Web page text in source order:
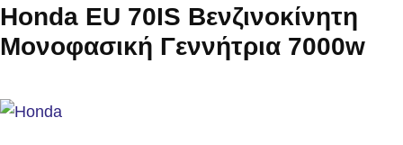
Honda EU 70IS Βενζινοκίνητη
Μονοφασική Γεννήτρια 7000w